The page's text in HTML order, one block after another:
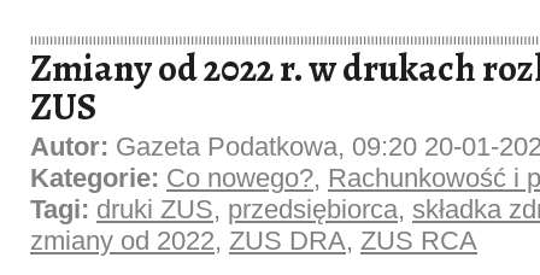
Zmiany od 2022 r. w drukach
ZUS
Autor: Gazeta Podatkowa, 09:20 20-01-
Kategorie: Co nowego?, Rachunkowość i
Tagi: druki ZUS, przedsiębiorca, składka
zmiany od 2022, ZUS DRA, ZUS RCA